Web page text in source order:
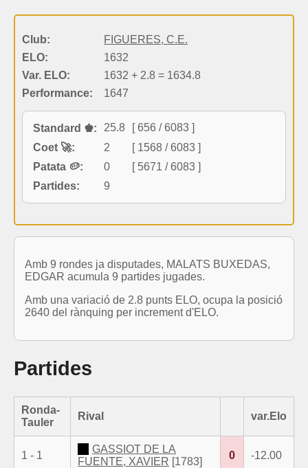
Club:
FIGUERES, C.E.
ELO:
1632
Var. ELO:
1632 + 2.8 = 1634.8
Performance:
1647
Standard ♚: 25.8
[ 656 / 6083 ]
Coet 🚀:
2
[ 1568 / 6083 ]
Patata 🥔:
0
[ 5671 / 6083 ]
Partides:
9
Amb 9 rondes ja disputades, MALATS BUXEDAS,
EDGAR acumula 9 partides jugades.
Amb una variació de 2.8 punts ELO, ocupa la posició
2640 del rànquing per increment d'ELO.
Partides
Ronda-
Tauler
Rival var.Elo
1 - 1
GASSIOT DE LA
FUENTE, XAVIER [1783]
0 -12.00